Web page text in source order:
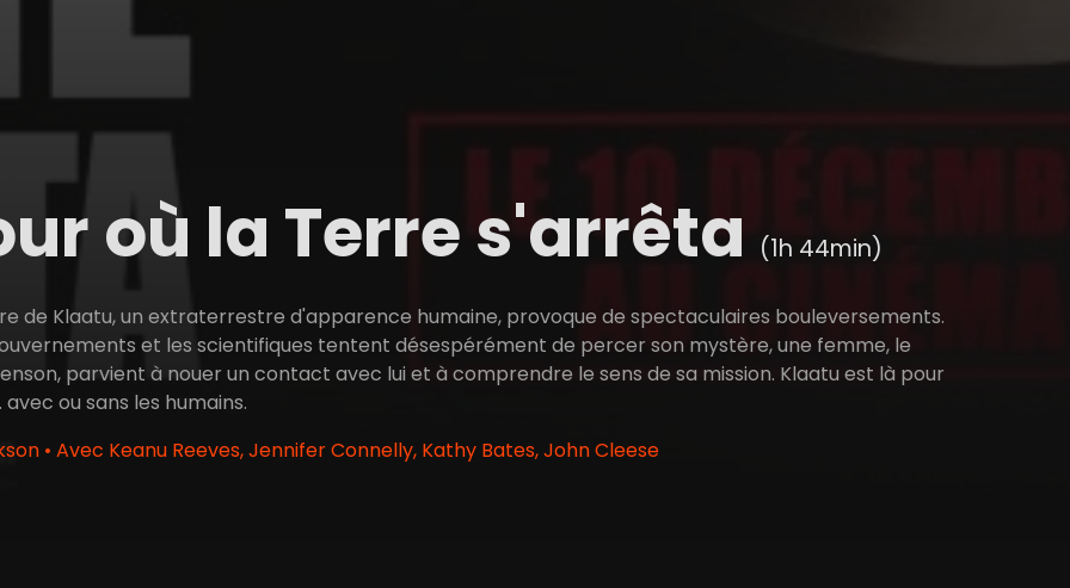
où la Terre s'arrêta (1h 44min)
de Klaatu, un extraterrestre d'apparence humaine, provoque de spectaculaires bouleversements.
et les scientifiques tentent désespérément de percer son mystère, une femme, le
parvient à nouer un contact avec lui et à comprendre le sens de sa mission. Klaatu est là pour
ou sans les humains.
• Avec Keanu Reeves, Jennifer Connelly, Kathy Bates, John Cleese